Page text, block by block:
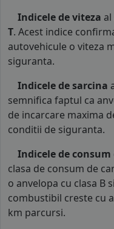
Indicele de viteza
T. Acest indice
autovehicule o viteza
siguranta.
Indicele de sarcina
semnifica faptul ca
de incarcare maxima
conditii de siguranta.
Indicele de consum
clasa de consum de
o anvelopa cu clasa B
combustibil creste cu
km parcursi.